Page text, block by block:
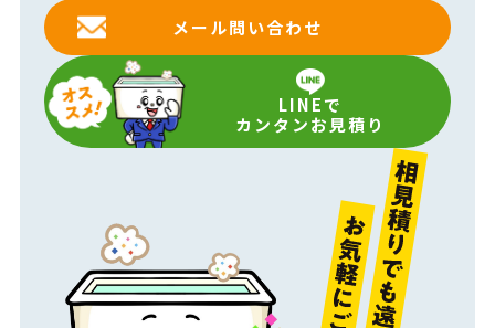
メール問い合わせ
LINEで
カンタンお見積り